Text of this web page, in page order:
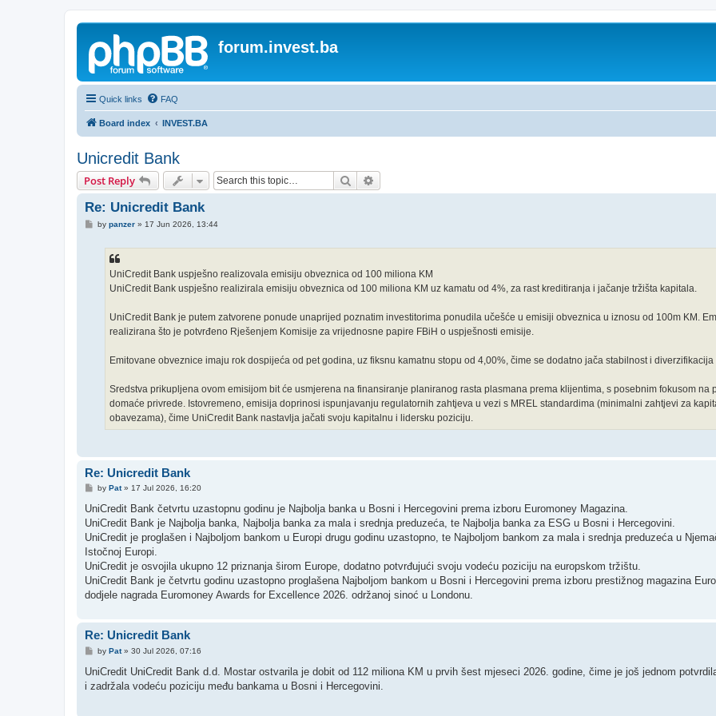
forum.invest.ba
Quick links FAQ
Board index INVEST.BA
Unicredit Bank
Post Reply Search
Re: Unicredit Bank
Pby panzer» 17 Jun 2026, 13:44
UniCredit Bank uspješno realizovala emisiju obveznica od 100 miliona KM
UniCredit Bank uspješno realizirala emisiju obveznica od 100 miliona KM uz kamatu od 4%, za rast kreditiranja i jačanje tržišta kapitala.
UniCredit Bank je putem zatvorene ponude unaprijed poznatim investitorima ponudila učešće u emisiji obveznica u iznosu od 100m KM.
realizirana što je potvrđeno Rješenjem Komisije za vrijednosne papire FBiH o uspješnosti emisije.
Emitovane obveznice imaju rok dospijeća od pet godina, uz fiksnu kamatnu stopu od 4,00%, čime se dodatno jača stabilnost i
Sredstva prikupljena ovom emisijom bit će usmjerena na finansiranje planiranog rasta plasmana prema klijentima, s posebnim fokusom na
domaće privrede. Istovremeno, emisija doprinosi ispunjavanju regulatornih zahtjeva u vezi s MREL standardima (minimalni zahtjevi za
obavezama), čime UniCredit Bank nastavlja jačati svoju kapitalnu i lidersku poziciju.
Re: Unicredit Bank
P
s
by Pat» 17 Jul 2026, 16:20
UniCredit Bank četvrtu uzastopnu godinu je Najbolja banka u Bosni i Hercegovini prema izboru Euromoney Magazina.
UniCredit Bank je Najbolja banka, Najbolja banka za mala i srednja preduzeća, te Najbolja banka za ESG u Bosni i Hercegovini.
UniCredit je proglašen i Najboljom bankom u Europi drugu godinu uzastopno, te Najboljom bankom za mala i srednja preduzeća u
Istočnoj Europi.
UniCredit je osvojila ukupno 12 priznanja širom Europe, dodatno potvrđujući svoju vodeću poziciju na europskom tržištu.
UniCredit Bank je četvrtu godinu uzastopno proglašena Najboljom bankom u Bosni i Hercegovini prema izboru prestižnog magazina
dodjele nagrada Euromoney Awards for Excellence 2026. održanoj sinoć u Londonu.
Re: Unicredit Bank
P
s
by Pat» 30 Jul 2026, 07:16
UniCredit UniCredit Bank d.d. Mostar ostvarila je dobit od 112 miliona KM u prvih šest mjeseci 2026. godine, čime je još jednom
i zadržala vodeću poziciju među bankama u Bosni i Hercegovini.